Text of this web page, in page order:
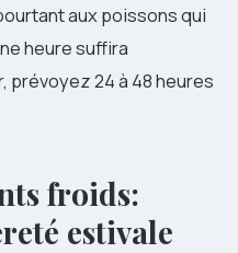
aux poissons qui
heure suffira
prévoyez 24 à 48 heures
froids:
estivale